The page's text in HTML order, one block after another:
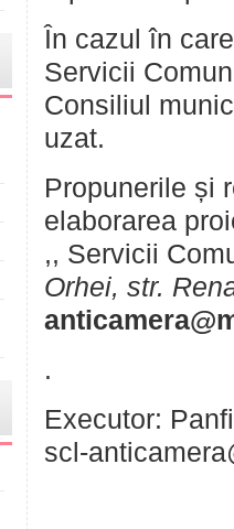
În cazul în
Servicii
Consiliul
uzat.
Propunerile și
elaborarea
,, Servicii
Orhei, str.
.
Executor:
scl-